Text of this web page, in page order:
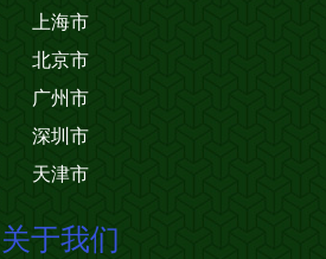
上海市
北京市
广州市
深圳市
天津市
关于我们